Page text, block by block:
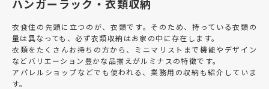
ハンガーラック・衣類収納
衣食住の先頭に立つのが、衣類です。そのため、持っている衣類の
量は異なっても、必ず衣類収納はお家の中に存在します。
衣類をたくさんお持ちの方から、ミニマリストまで機能やデザイン
などバリエーション豊かな品揃えがルミナスの特徴です。
アパレルショップなどでも使われる、業務用の収納も紹介していま
す。